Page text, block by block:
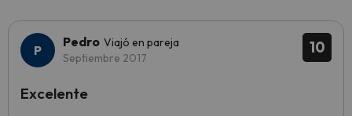
10
Pedro Viajó en pareja
Septiembre 2017
Excelente